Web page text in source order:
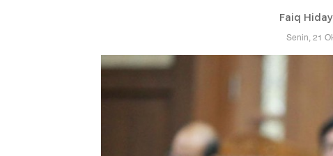
Faiq
Senin, 21